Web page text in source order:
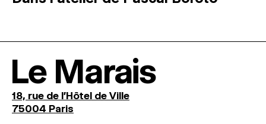
Le Marais
18, rue de l'Hôtel de Ville
75004 Paris